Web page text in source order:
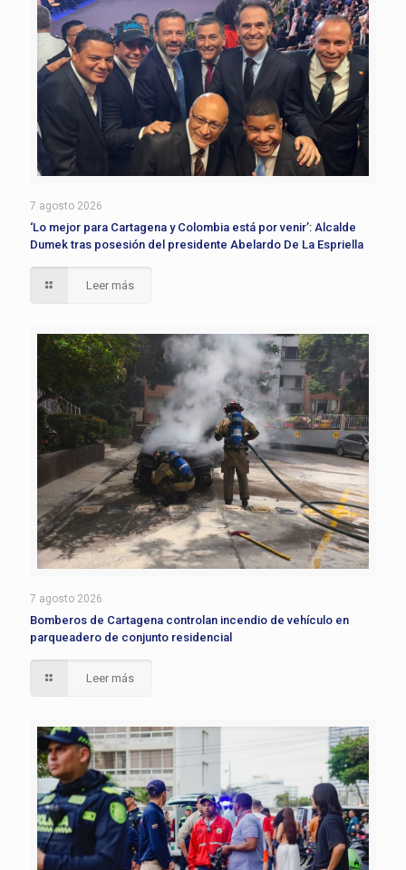
7 agosto 2026
‘Lo mejor para Cartagena y Colombia está por venir’: Alcalde
Dumek tras posesión del presidente Abelardo De La Espriella
Leer más
7 agosto 2026
Bomberos de Cartagena controlan incendio de vehículo en
parqueadero de conjunto residencial
Leer más